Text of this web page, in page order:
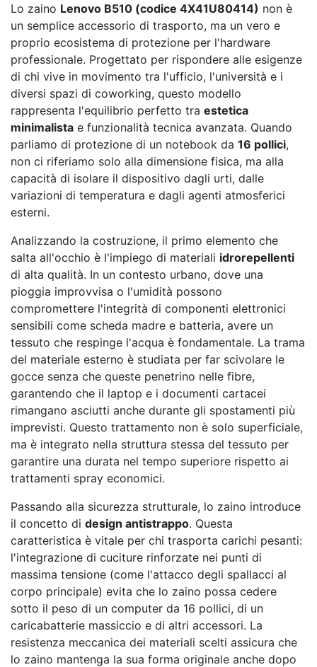
fino
a
16
pollici
quantità
Lo zaino Lenovo B510 (codice 4X41U80414) non è
un semplice accessorio di trasporto, ma un vero e
proprio ecosistema di protezione per l'hardware
professionale. Progettato per rispondere alle esigenze
di chi vive in movimento tra l'ufficio, l'università e i
diversi spazi di coworking, questo modello
rappresenta l'equilibrio perfetto tra estetica
minimalista e funzionalità tecnica avanzata. Quando
parliamo di protezione di un notebook da 16 pollici,
non ci riferiamo solo alla dimensione fisica, ma alla
capacità di isolare il dispositivo dagli urti, dalle
variazioni di temperatura e dagli agenti atmosferici
esterni.
Analizzando la costruzione, il primo elemento che
salta all'occhio è l'impiego di materiali idrorepellenti
di alta qualità. In un contesto urbano, dove una
pioggia improvvisa o l'umidità possono
compromettere l'integrità di componenti elettronici
sensibili come scheda madre e batteria, avere un
tessuto che respinge l'acqua è fondamentale. La trama
del materiale esterno è studiata per far scivolare le
gocce senza che queste penetrino nelle fibre,
garantendo che il laptop e i documenti cartacei
rimangano asciutti anche durante gli spostamenti più
imprevisti. Questo trattamento non è solo superficiale,
ma è integrato nella struttura stessa del tessuto per
garantire una durata nel tempo superiore rispetto ai
trattamenti spray economici.
Passando alla sicurezza strutturale, lo zaino introduce
il concetto di design antistrappo. Questa
caratteristica è vitale per chi trasporta carichi pesanti:
l'integrazione di cuciture rinforzate nei punti di
massima tensione (come l'attacco degli spallacci al
corpo principale) evita che lo zaino possa cedere
sotto il peso di un computer da 16 pollici, di un
caricabatterie massiccio e di altri accessori. La
resistenza meccanica dei materiali scelti assicura che
lo zaino mantenga la sua forma originale anche dopo